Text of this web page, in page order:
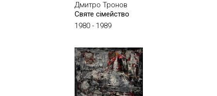
Дмитро Тронов
Святе сімейство
1980 - 1989